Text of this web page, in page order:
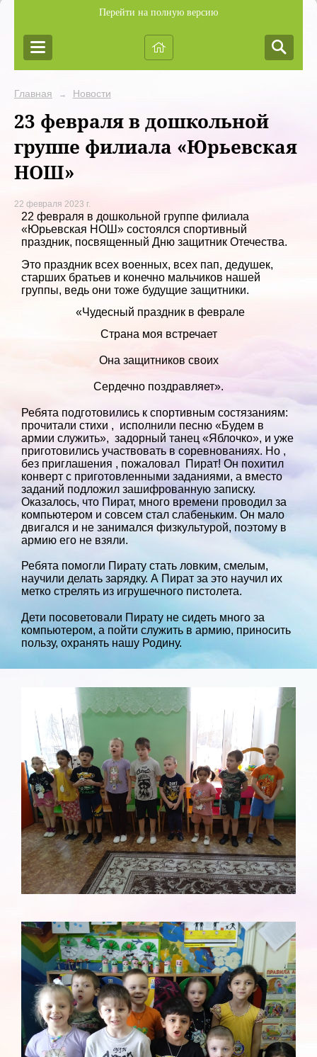
Перейти на полную версию
Главная → Новости
23 февраля в дошкольной
группе филиала «Юрьевская
НОШ»
22 февраля 2023 г.
22 февраля в дошкольной группе филиала
«Юрьевская НОШ» состоялся спортивный
праздник, посвященный Дню защитник Отечества.
Это праздник всех военных, всех пап, дедушек,
старших братьев и конечно мальчиков нашей
группы, ведь они тоже будущие защитники.
«Чудесный праздник в феврале
Страна моя встречает
Она защитников своих
Сердечно поздравляет».
Ребята подготовились к спортивным состязаниям:
прочитали стихи , исполнили песню «Будем в
армии служить», задорный танец «Яблочко», и уже
приготовились участвовать в соревнованиях. Но ,
без приглашения , пожаловал Пират! Он похитил
конверт с приготовленными заданиями, а вместо
заданий подложил зашифрованную записку.
Оказалось, что Пират, много времени проводил за
компьютером и совсем стал слабеньким. Он мало
двигался и не занимался физкультурой, поэтому в
армию его не взяли.
Ребята помогли Пирату стать ловким, смелым,
научили делать зарядку. А Пират за это научил их
метко стрелять из игрушечного пистолета.
Дети посоветовали Пирату не сидеть много за
компьютером, а пойти служить в армию, приносить
пользу, охранять нашу Родину.